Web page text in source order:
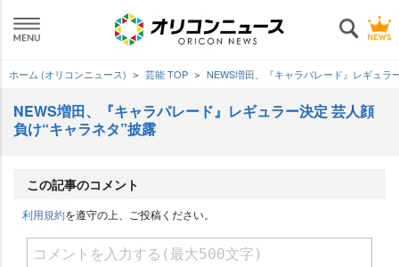
ホーム (オリコンニュース) 芸能 TOP NEWS増田、『キャラパレード』レギュラ
NEWS増田、『キャラパレード』レギュラー決定 芸人顔
負け“キャラネタ”披露
この記事のコメント
利用規約を遵守の上、ご投稿ください。